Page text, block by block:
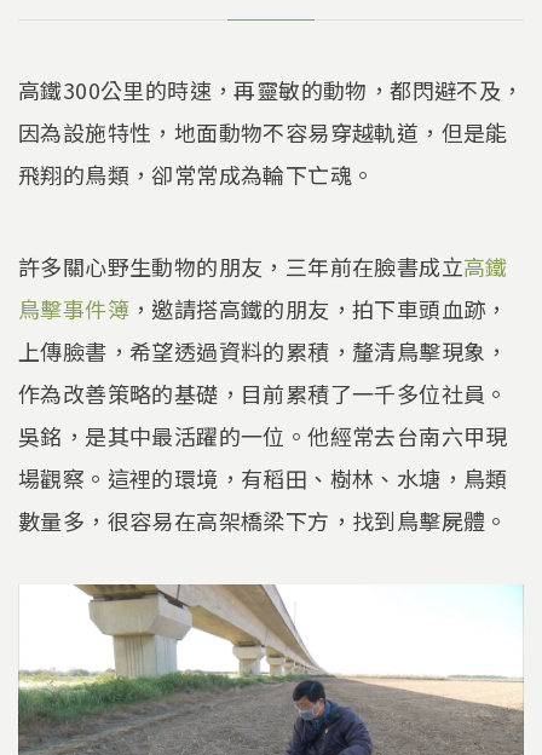
k o
k
高鐵300公里的時速，再靈敏的動物，都閃避不及，
因為設施特性，地面動物不容易穿越軌道，但是能
飛翔的鳥類，卻常常成為輪下亡魂。
許多關心野生動物的朋友，三年前在臉書成立高鐵
鳥擊事件簿 ，邀請搭高鐵的朋友，拍下車頭血跡，
上傳臉書，希望透過資料的累積，釐清鳥擊現象，
作為改善策略的基礎，目前累積了一千多位社員。
吳銘，是其中最活躍的一位。他經常去台南六甲現
場觀察。這裡的環境，有稻田、樹林、水塘，鳥類
數量多，很容易在高架橋梁下方，找到鳥擊屍體。